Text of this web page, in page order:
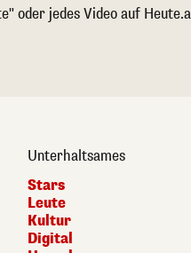
oder jedes Video auf
Unterhaltsames
Stars
Leute
Kultur
Digital